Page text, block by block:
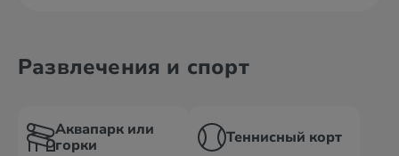
Развлечения и спорт
Аквапарк или
горки
Теннисный корт